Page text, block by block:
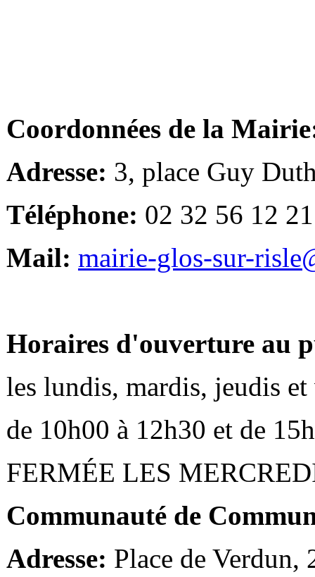
Coordonnées de la
Adresse: 3, place Guy
Téléphone: 02 32 56 12 21
Mail: mairie-glos-sur-
Horaires d'ouverture au
les lundis, mardis, jeudis et
de 10h00 à 12h30 et de
FERMÉE LES
Communauté de
Adresse: Place de Verdun,